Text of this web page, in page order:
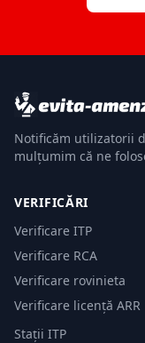
Notificăm utilizatorii
mulțumim că ne
VERIFICĂRI
Verificare ITP
Verificare RCA
Verificare rovinieta
Verificare licență ARR
Stații ITP